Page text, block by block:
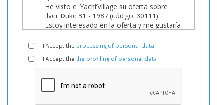
I Accept the processing of personal data
I Accept the the profiling of personal data